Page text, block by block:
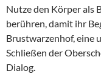
Nutze den Körper als
berühren, damit ihr
Brustwarzenhof, eine
Schließen der
Dialog.